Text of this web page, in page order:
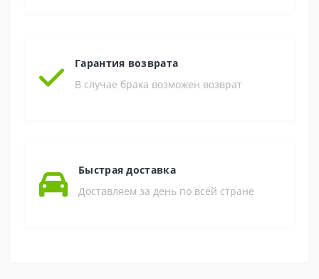
Гарантия возврата
В случае брака возможен возврат
Быстрая доставка
Доставляем за день по всей стране